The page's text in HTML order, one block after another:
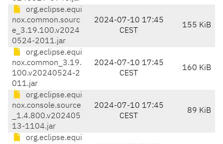
org.eclipse.equi
nox.common.sourc
e_3.19.100.v2024
0524-2011.jar
2024-07-10 17:45
CEST
155 KiB
org.eclipse.equi
nox.common_3.19.
100.v20240524-2
011.jar
2024-07-10 17:45
CEST
160 KiB
org.eclipse.equi
nox.console.source
_1.4.800.v202405
13-1104.jar
2024-07-10 17:45
CEST
89 KiB
org.eclipse.equi